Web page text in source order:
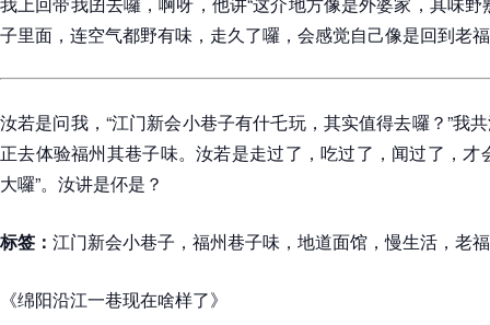
子里面，连空气都野有味，走久了囉，会感觉自己像是回到老
汝若是问我，“江门新会小巷子有什乇玩，其实值得去囉？”我
正去体验福州其巷子味。汝若是走过了，吃过了，闻过了，才
大囉”。汝讲是伓是？
标签： 江门新会小巷子，福州巷子味，地道面馆，慢生活，老
《绵阳沿江一巷现在啥样了》